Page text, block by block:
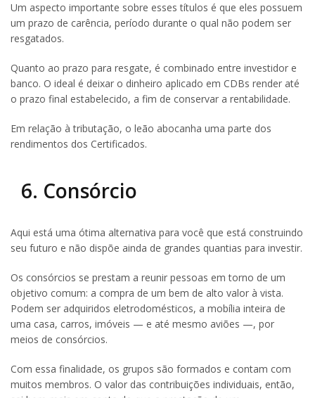
Um aspecto importante sobre esses títulos é que eles possuem
um prazo de carência, período durante o qual não podem ser
resgatados.
Quanto ao prazo para resgate, é combinado entre investidor e
banco. O ideal é deixar o dinheiro aplicado em CDBs render até
o prazo final estabelecido, a fim de conservar a rentabilidade.
Em relação à tributação, o leão abocanha uma parte dos
rendimentos dos Certificados.
6. Consórcio
Aqui está uma ótima alternativa para você que está construindo
seu futuro e não dispõe ainda de grandes quantias para investir.
Os consórcios se prestam a reunir pessoas em torno de um
objetivo comum: a compra de um bem de alto valor à vista.
Podem ser adquiridos eletrodomésticos, a mobília inteira de
uma casa, carros, imóveis — e até mesmo aviões —, por
meios de consórcios.
Com essa finalidade, os grupos são formados e contam com
muitos membros. O valor das contribuições individuais, então,